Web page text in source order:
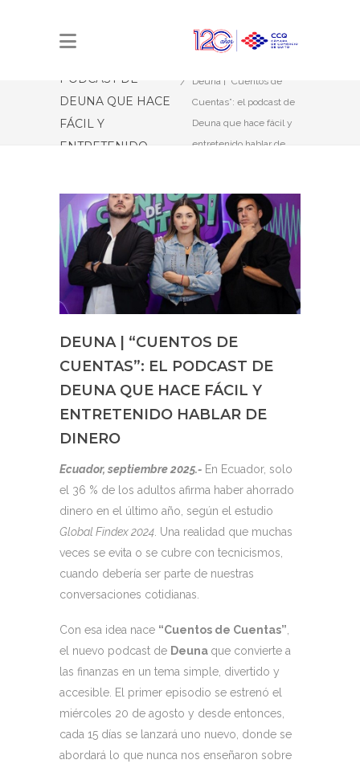
DEUNA | “CUENTOS
PODCAST DE
DEUNA QUE HACE
FÁCIL Y
ENTRETENIDO
DINERO
Deuna | “Cuentos de
Cuentas”: el podcast de
Deuna que hace fácil y
entretenido hablar de
DEUNA | “CUENTOS DE
CUENTAS”: EL PODCAST DE
DEUNA QUE HACE FÁCIL Y
ENTRETENIDO HABLAR DE
DINERO
Ecuador, septiembre 2025.- En Ecuador, solo
el 36 % de los adultos afirma haber ahorrado
dinero en el último año, según el estudio
Global Findex 2024 . Una realidad que muchas
veces se evita o se cubre con tecnicismos,
cuando debería ser parte de nuestras
conversaciones cotidianas.
Con esa idea nace “Cuentos de Cuentas”
el nuevo podcast de Deuna que convierte a
las finanzas en un tema simple, divertido y
accesible. El primer episodio se estrenó el
miércoles 20 de agosto y desde entonces,
cada 15 días se lanzará uno nuevo, donde se
abordará lo que nunca nos enseñaron sobre